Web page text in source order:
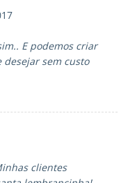
E podemos criar
sem custo
clientes